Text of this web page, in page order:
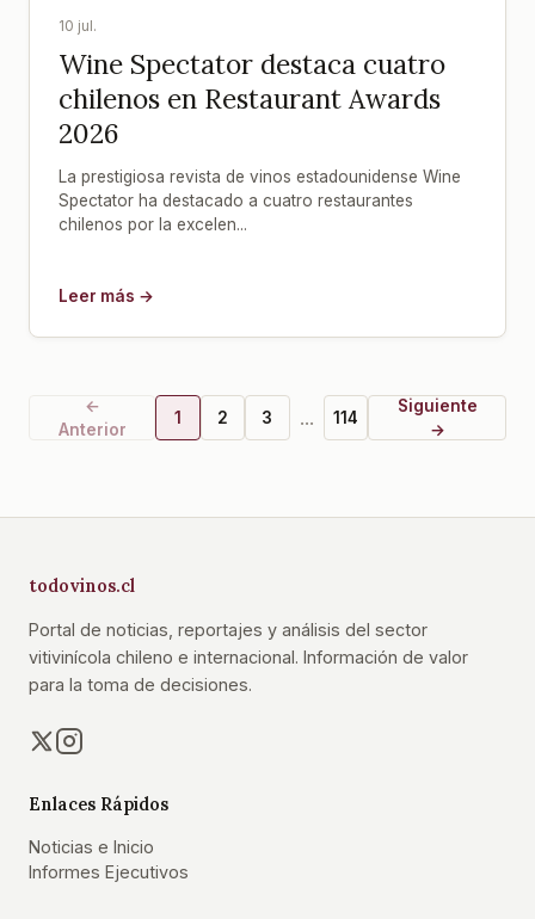
10 jul.
Wine Spectator destaca cuatro
chilenos en Restaurant Awards
2026
La prestigiosa revista de vinos estadounidense Wine
Spectator ha destacado a cuatro restaurantes
chilenos por la excelen...
Leer más →
←
Anterior
1 2 3 ... 114
Siguiente
→
todovinos.cl
Portal de noticias, reportajes y análisis del sector
vitivinícola chileno e internacional. Información de valor
para la toma de decisiones.
Enlaces Rápidos
Noticias e Inicio
Informes Ejecutivos